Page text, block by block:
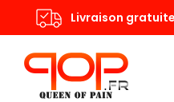
Livraison